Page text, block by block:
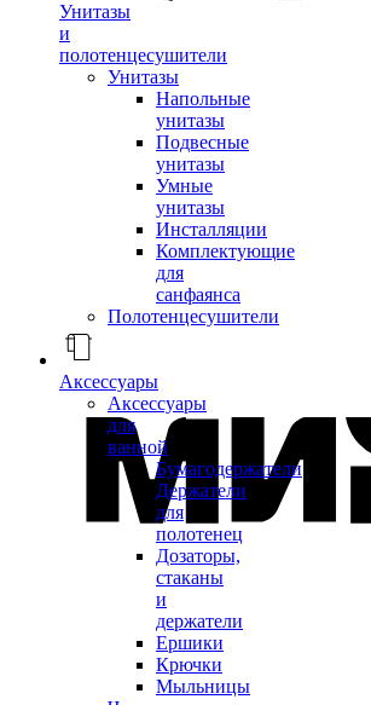
Унитазы
и
полотенцесушители
Унитазы
Напольные
унитазы
Подвесные
унитазы
Умные
унитазы
Инсталляции
Комплектующие
для
санфаянса
Полотенцесушители
Аксессуары
Аксессуары
для
ванной
Бумагодержатели
Держатели
для
полотенец
Дозаторы,
стаканы
и
держатели
Ершики
Крючки
Мыльницы